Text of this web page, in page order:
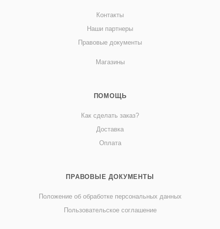
Контакты
Наши партнеры
Правовые документы
Магазины
ПОМОЩЬ
Как сделать заказ?
Доставка
Оплата
ПРАВОВЫЕ ДОКУМЕНТЫ
Положение об обработке персональных данных
Пользовательское соглашение